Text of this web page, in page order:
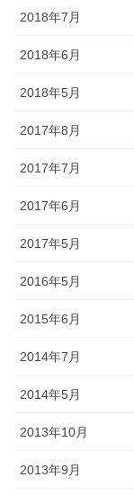
2018年7月
2018年6月
2018年5月
2017年8月
2017年7月
2017年6月
2017年5月
2016年5月
2015年6月
2014年7月
2014年5月
2013年10月
2013年9月
棒のついた巨大な燈
リコの記録が残って
沢ではキリコは迎え
伝統的な風習です。
戚や知人らをもてな
◆天人堂とは？・・
ました。加賀藩主前
だと思われます。「
料理のほかに、昔は